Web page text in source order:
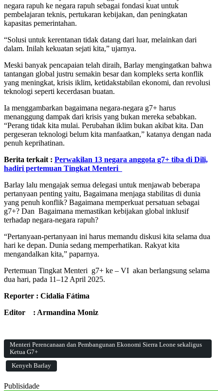
negara rapuh ke negara rapuh sebagai fondasi kuat untuk
pembelajaran teknis, pertukaran kebijakan, dan peningkatan
kapasitas pemerintahan.
“Solusi untuk kerentanan tidak datang dari luar, melainkan dari
dalam. Inilah kekuatan sejati kita,” ujarnya.
Meski banyak pencapaian telah diraih, Barlay mengingatkan bahwa
tantangan global justru semakin besar dan kompleks serta konflik
yang meningkat, krisis iklim, ketidakstabilan ekonomi, dan revolusi
teknologi seperti kecerdasan buatan.
Ia menggambarkan bagaimana negara-negara g7+ harus
menanggung dampak dari krisis yang bukan mereka sebabkan.
“Perang tidak kita mulai. Perubahan iklim bukan akibat kita. Dan
pergeseran teknologi belum kita manfaatkan,” katanya dengan nada
penuh keprihatinan.
Berita terkait : Perwakilan 13 negara anggota g7+ tiba di Dili,
hadiri pertemuan Tingkat Menteri
Barlay lalu mengajak semua delegasi untuk menjawab beberapa
pertanyaan penting yaitu, Bagaimana menjaga stabilitas di dunia
yang penuh konflik? Bagaimana memperkuat persatuan sebagai
g7+? Dan Bagaimana memastikan kebijakan global inklusif
terhadap negara-negara rapuh?
“Pertanyaan-pertanyaan ini harus memandu diskusi kita selama dua
hari ke depan. Dunia sedang memperhatikan. Rakyat kita
mengandalkan kita,” paparnya.
Pertemuan Tingkat Menteri g7+ ke – VI akan berlangsung selama
dua hari, pada 11–12 April 2025.
Reporter : Cidalia Fátima
Editor : Armandina Moniz
Menteri Perencanaan dan Pembangunan Ekonomi Sierra Leone sekaligus
Ketua G7+
Kenyeh Barlay
Publisidade